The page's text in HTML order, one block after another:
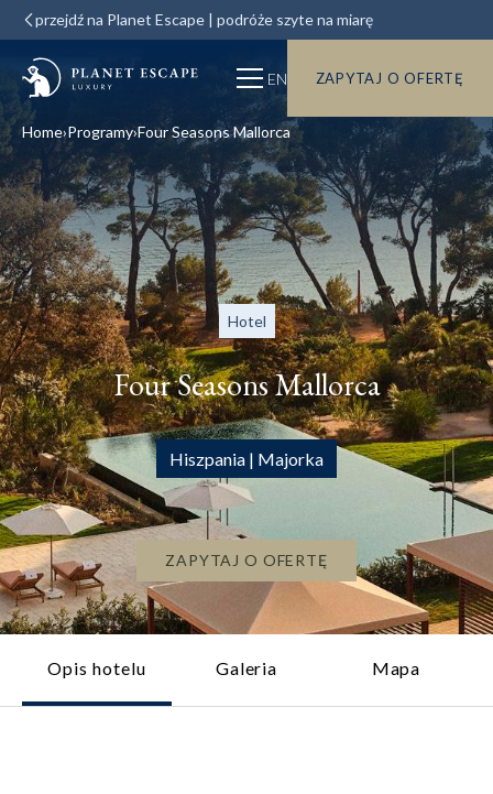
przejdź na Planet Escape | podróże szyte na miarę
EN ZAPYTAJ O OFERTĘ
Home Programy Four Seasons Mallorca
Hotel
Four Seasons Mallorca
Hiszpania | Majorka
ZAPYTAJ O OFERTĘ
Opis hotelu Galeria Mapa